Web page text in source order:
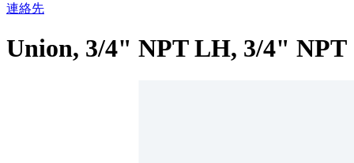
連絡先
Union, 3/4" NPT LH, 3/4" NPT